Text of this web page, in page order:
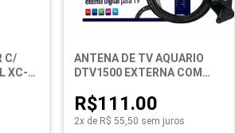
C/
XC-
ANTENA DE TV AQUARIO
DTV1500 EXTERNA COM
R$111.00
2x de R$ 55,50 sem juros